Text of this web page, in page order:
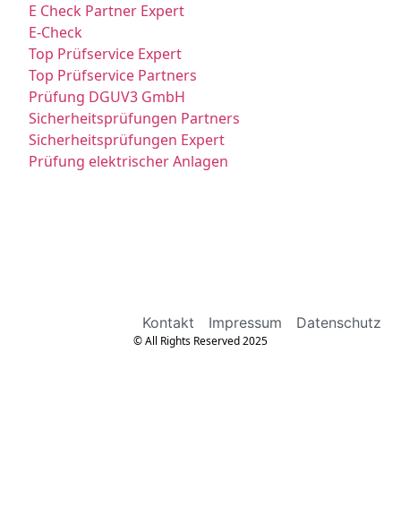
E Check Partner Expert
E-Check
Top Prüfservice Expert
Top Prüfservice Partners
Prüfung DGUV3 GmbH
Sicherheitsprüfungen Partners
Sicherheitsprüfungen Expert
Prüfung elektrischer Anlagen
Kontakt Impressum Datenschutz
© All Rights Reserved 2025